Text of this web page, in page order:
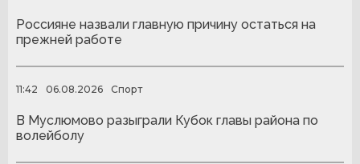
Россияне назвали главную причину остаться на
прежней работе
11:42 06.08.2026 Спорт
В Муслюмово разыграли Кубок главы района по
волейболу